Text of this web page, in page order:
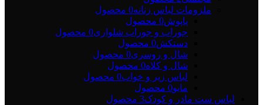
ملزومات لباس زنانه0 محصول
پاپوش0 محصول
جوراب و جوراب شلواری0 محصول
دستکش0 محصول
شال و روسری0 محصول
شال و کلاه0 محصول
لباس زیر و خواب0 محصول
مایو0 محصول
لباس ست مادر و کودک3 محصول